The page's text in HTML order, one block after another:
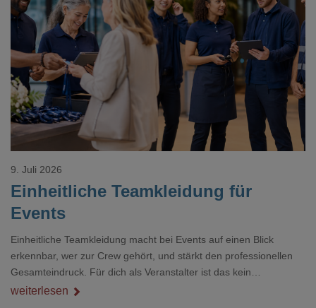
Loading...
Einheitliche Teamkleidung für
Events
9. Juli 2026
Einheitliche Teamkleidung macht bei Events auf einen Blick
erkennbar, wer zur Crew gehört, und stärkt den professionellen
Gesamteindruck. Für dich als Veranstalter ist das kein
Nebenthema: Bei Textilien mit Stickerei oder mehreren
weiterlesen